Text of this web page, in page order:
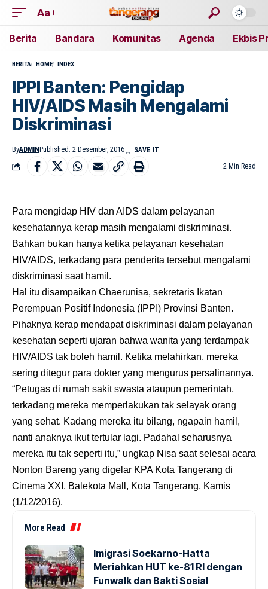
Aa
Berita Bandara Komunitas Agenda Ekbis
BERITA HOME INDEX
IPPI Banten: Pengidap
HIV/AIDS Masih Mengalami
Diskriminasi
ByADMIN Published: 2 Desember, 2016
2 Min Read
Para mengidap HIV dan AIDS dalam pelayanan
kesehatannya kerap masih mengalami diskriminasi.
Bahkan bukan hanya ketika pelayanan kesehatan
HIV/AIDS, terkadang para penderita tersebut mengalami
diskriminasi saat hamil.
Hal itu disampaikan Chaerunisa, sekretaris Ikatan
Perempuan Positif Indonesia (IPPI) Provinsi Banten.
Pihaknya kerap mendapat diskriminasi dalam pelayanan
kesehatan seperti ujaran bahwa wanita yang terdampak
HIV/AIDS tak boleh hamil. Ketika melahirkan, mereka
sering ditegur para dokter yang mengurus persalinannya.
“Petugas di rumah sakit swasta ataupun pemerintah,
terkadang mereka memperlakukan tak selayak orang
yang sehat. Kadang mereka itu bilang, ngapain hamil,
nanti anaknya ikut tertular lagi. Padahal seharusnya
mereka itu tak seperti itu,” ungkap Nisa saat selesai acara
Nonton Bareng yang digelar KPA Kota Tangerang di
Cinema XXI, Balekota Mall, Kota Tangerang, Kamis
(1/12/2016).
More Read
Imigrasi Soekarno-Hatta
Meriahkan HUT ke-81 RI dengan
Funwalk dan Bakti Sosial